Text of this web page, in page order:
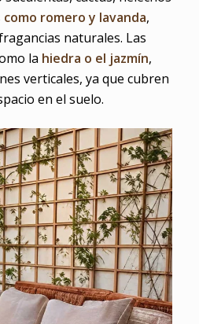
romero y lavanda,
naturales. Las
la hiedra o el jazmín,
verticales, ya que cubren
en el suelo.